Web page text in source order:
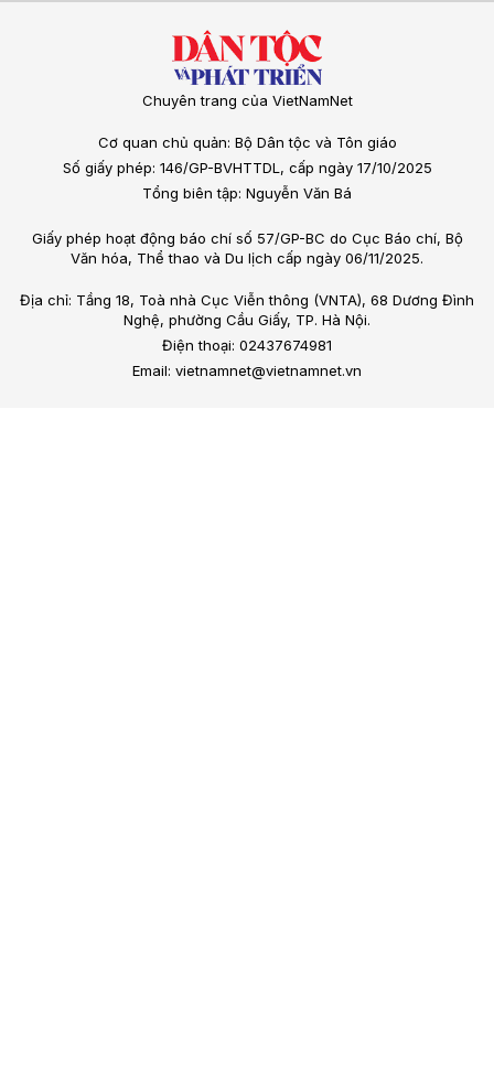
Chuyên trang của VietNamNet
Cơ quan chủ quản: Bộ Dân tộc và Tôn giáo
Số giấy phép: 146/GP-BVHTTDL, cấp ngày 17/10/2025
Tổng biên tập: Nguyễn Văn Bá
Giấy phép hoạt động báo chí số 57/GP-BC do Cục Báo chí, Bộ
Văn hóa, Thể thao và Du lịch cấp ngày 06/11/2025.
Địa chỉ: Tầng 18, Toà nhà Cục Viễn thông (VNTA), 68 Dương Đình
Nghệ, phường Cầu Giấy, TP. Hà Nội.
Điện thoại: 02437674981
Email: vietnamnet@vietnamnet.vn